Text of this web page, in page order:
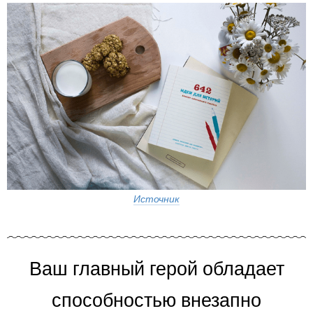
Источник
Ваш главный герой обладает
способностью внезапно